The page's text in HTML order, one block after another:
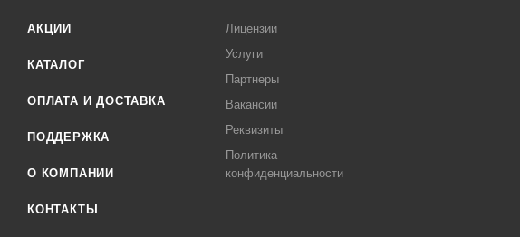
АКЦИИ
КАТАЛОГ
ОПЛАТА И ДОСТАВКА
ПОДДЕРЖКА
О КОМПАНИИ
КОНТАКТЫ
Лицензии
Услуги
Партнеры
Вакансии
Реквизиты
Политика
конфиденциальности